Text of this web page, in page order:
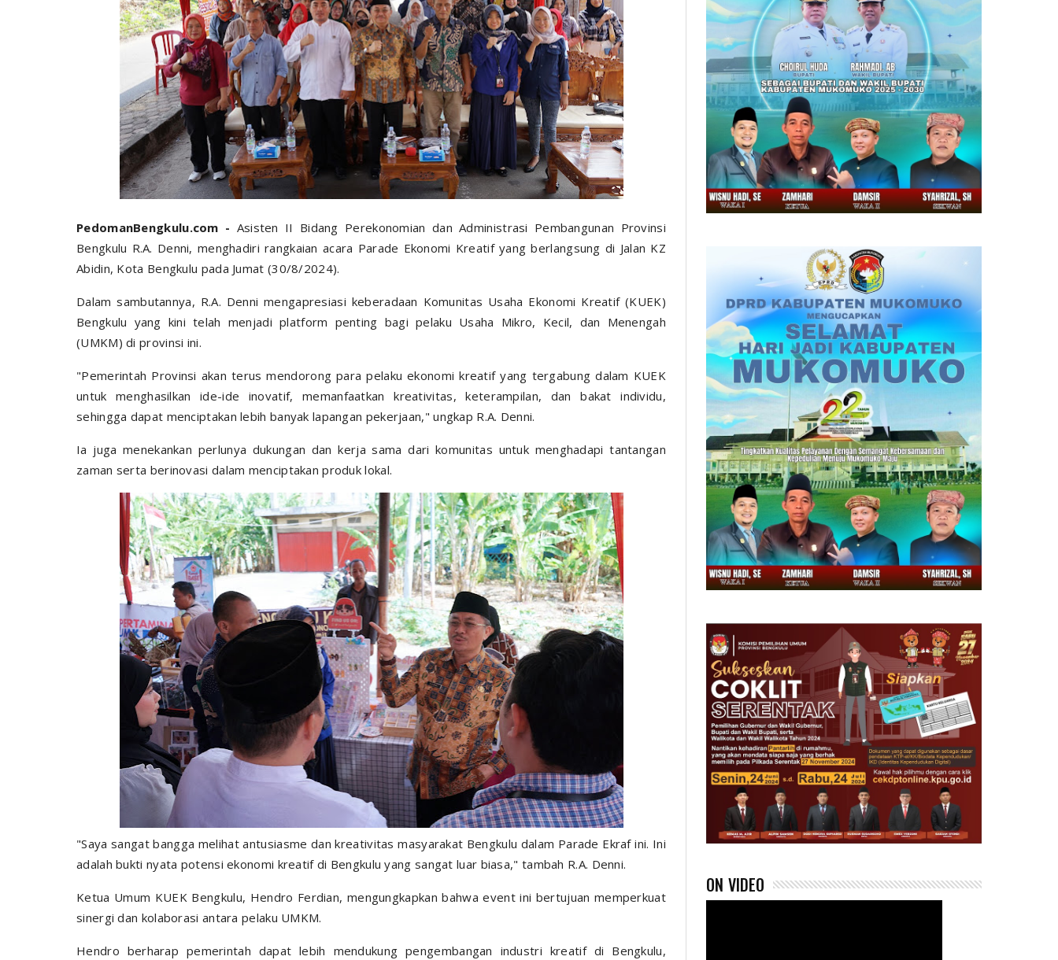
PedomanBengkulu.com - Asisten II Bidang Perekonomian dan Administrasi Pembangunan Provinsi
Bengkulu R.A. Denni, menghadiri rangkaian acara Parade Ekonomi Kreatif yang berlangsung di Jalan KZ
Abidin, Kota Bengkulu pada Jumat (30/8/2024).
Dalam sambutannya, R.A. Denni mengapresiasi keberadaan Komunitas Usaha Ekonomi Kreatif (KUEK)
Bengkulu yang kini telah menjadi platform penting bagi pelaku Usaha Mikro, Kecil, dan Menengah
(UMKM) di provinsi ini.
"Pemerintah Provinsi akan terus mendorong para pelaku ekonomi kreatif yang tergabung dalam KUEK
untuk menghasilkan ide-ide inovatif, memanfaatkan kreativitas, keterampilan, dan bakat individu,
sehingga dapat menciptakan lebih banyak lapangan pekerjaan," ungkap R.A. Denni.
Ia juga menekankan perlunya dukungan dan kerja sama dari komunitas untuk menghadapi tantangan
zaman serta berinovasi dalam menciptakan produk lokal.
"Saya sangat bangga melihat antusiasme dan kreativitas masyarakat Bengkulu dalam Parade Ekraf ini. Ini
adalah bukti nyata potensi ekonomi kreatif di Bengkulu yang sangat luar biasa," tambah R.A. Denni.
Ketua Umum KUEK Bengkulu, Hendro Ferdian, mengungkapkan bahwa event ini bertujuan memperkuat
sinergi dan kolaborasi antara pelaku UMKM.
Hendro berharap pemerintah dapat lebih mendukung pengembangan industri kreatif di Bengkulu,
ON VIDEO